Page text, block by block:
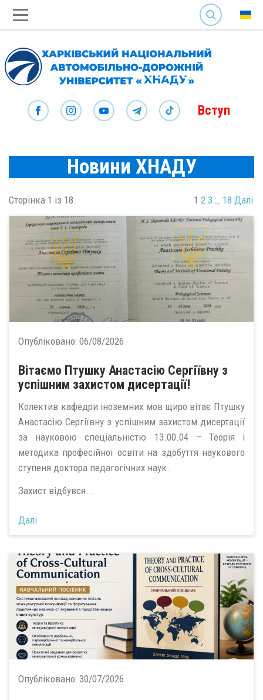
SEARCH
Вступ
Новини ХНАДУ
Сторінка 1 із 18. 1 2 3 … 18 Далі
Опубліковано: 06/08/2026
Вітаємо Птушку Анастасію Сергіївну з
успішним захистом дисертації!
Колектив кафедри іноземних мов щиро вітає Птушку
Анастасію Сергіївну з успішним захистом дисертації
за науковою спеціальністю 13.00.04 – Теорія і
методика професійної освіти на здобуття наукового
ступеня доктора педагогічних наук.
Захист відбувся...
Далі
Опубліковано: 30/07/2026